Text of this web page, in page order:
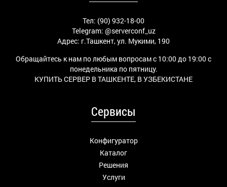
Тел: (90) 932-18-00
Telegram: @serverconf_uz
Адрес: г.Ташкент, ул. Мукими, 190
Обращайтесь к нам по любым вопросам с 10:00 до 19:00 с
понедельника по пятницу.
КУПИТЬ СЕРВЕР В ТАШКЕНТЕ, В УЗБЕКИСТАНЕ
Сервисы
Конфигуратор
Каталог
Решения
Услуги